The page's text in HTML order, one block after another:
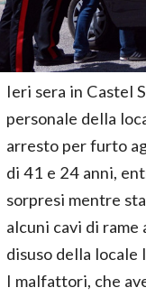
Ieri sera in Castel
personale della
arresto per furto
di 41 e 24 anni,
sorpresi mentre
alcuni cavi di rame
disuso della locale
I malfattori, che